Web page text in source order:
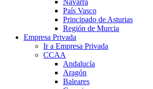
País Vasco
Principado de Asturias
Región de Murcia
Empresa Privada
Ir a Empresa Privada
CCAA
Andalucía
Aragón
Baleares